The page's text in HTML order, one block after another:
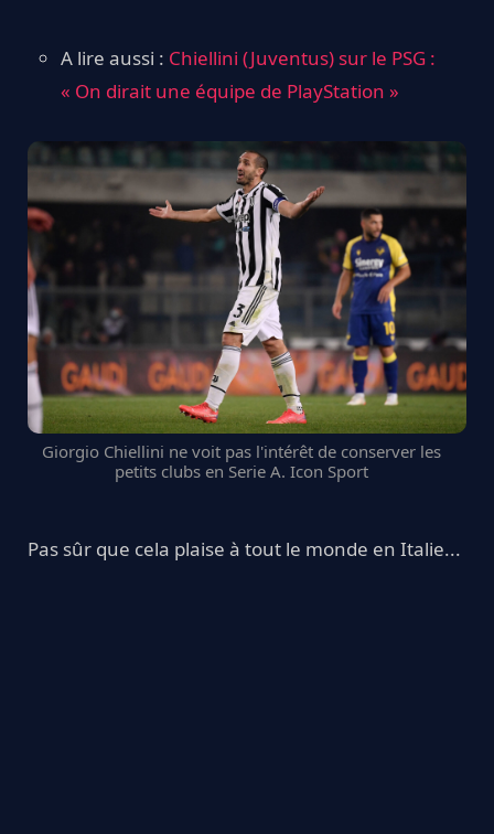
A lire aussi : Chiellini (Juventus) sur le PSG :
« On dirait une équipe de PlayStation »
Giorgio Chiellini ne voit pas l'intérêt de conserver les
petits clubs en Serie A. Icon Sport
Pas sûr que cela plaise à tout le monde en Italie...